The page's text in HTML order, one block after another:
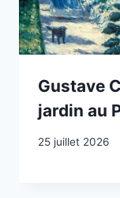
Gustave
jardin au
25 juillet 2026